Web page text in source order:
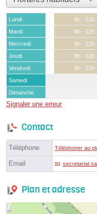
Lundi 8h - 12h
Mardi
8h - 12h
Mercredi
8h - 12h
Jeudi
8h - 12h
Vendredi
8h - 12h
Samedi
Dimanche
Signaler une erreur
Contact
Téléphone Téléphoner au
Email
Plan et adresse